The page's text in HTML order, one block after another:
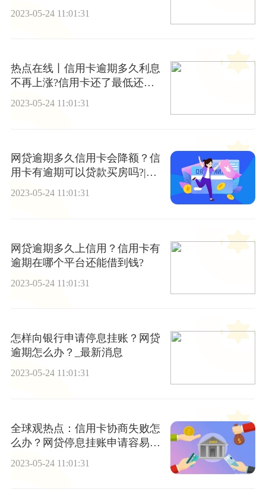
2023-05-24 11:01:31
热点在线丨信用卡逾期多久利息
不再上涨?信用卡还了最低还款
本月还用还吗?
2023-05-24 11:01:31
网贷逾期多久信用卡会降额？信
用卡有逾期可以贷款买房吗?|全
球观热点
2023-05-24 11:01:31
网贷逾期多久上信用？信用卡有
逾期在哪个平台还能借到钱?
2023-05-24 11:01:31
怎样向银行申请停息挂账？网贷
逾期怎么办？_最新消息
2023-05-24 11:01:31
全球观热点：信用卡协商失败怎
么办？网贷停息挂账申请容易
2023-05-24 11:01:31